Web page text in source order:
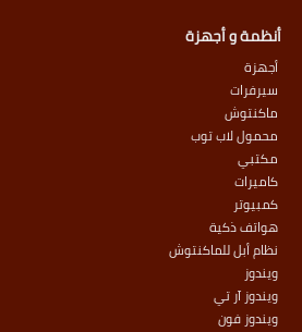
أنظمة و أجهزة
أجهزة
سيرفرات
ماكنتوش
محمول لاب توب
مكتبي
كاميرات
كمبيوتر
هواتف ذكية
نظام أبل للماكنتوش
ويندوز
ويندوز آر تي
ويندوز فون